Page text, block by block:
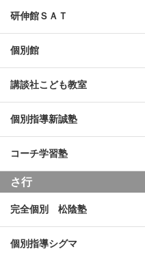
研伸館ＳＡＴ
個別館
講談社こども教室
個別指導新誠塾
コーチ学習塾
さ行
完全個別 松陰塾
個別指導シグマ